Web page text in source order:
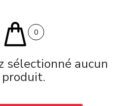
0
sélectionné aucun
produit.